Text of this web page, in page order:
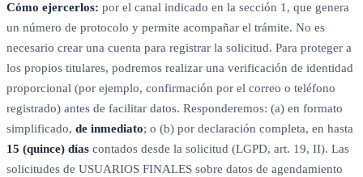
Cómo ejercerlos: por el canal indicado en la sección 1, que genera
un número de protocolo y permite acompañar el trámite. No es
necesario crear una cuenta para registrar la solicitud. Para proteger a
los propios titulares, podremos realizar una verificación de identidad
proporcional (por ejemplo, confirmación por el correo o teléfono
registrado) antes de facilitar datos. Responderemos: (a) en formato
simplificado, de inmediato; o (b) por declaración completa, en hasta
15 (quince) días contados desde la solicitud (LGPD, art. 19, II). Las
solicitudes de USUARIOS FINALES sobre datos de agendamiento